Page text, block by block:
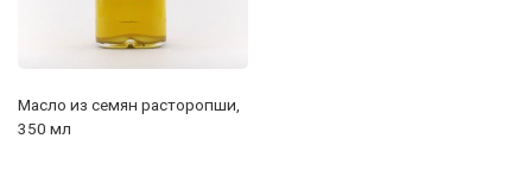
Масло из семян расторопши,
350 мл